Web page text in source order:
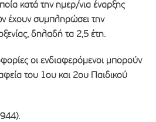
κατά την ημερ/νια έναρξης
έχουν συμπληρώσει την
δηλαδή τα 2,5 έτη.
οι ενδιαφερόμενοι μπορούν
του 1ου και 2ου Παιδικού